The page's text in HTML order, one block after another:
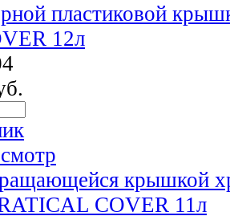
пластиковой
12л